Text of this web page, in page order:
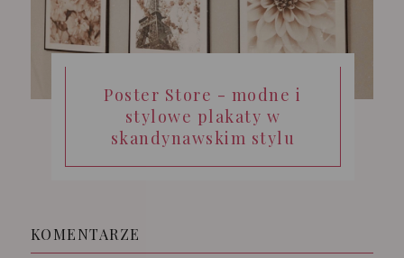
Poster Store - modne i
stylowe plakaty w
skandynawskim stylu
KOMENTARZE